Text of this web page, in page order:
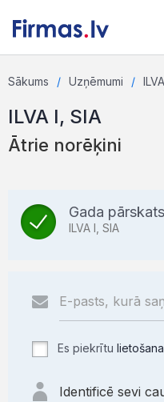
Sākums Uzņēmumi
ILVA I, SIA
Ātrie norēķini
Gada
ILVA I, SIA
Es piekrītu
Identificē sevi